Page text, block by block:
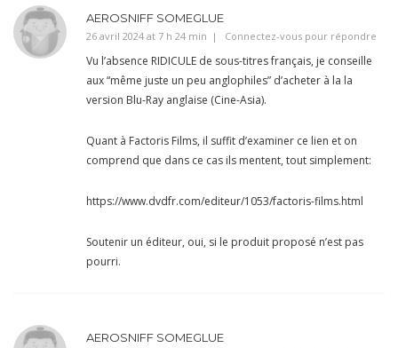
AEROSNIFF SOMEGLUE
26 avril 2024 at 7 h 24 min Connectez-vous pour répondre
Vu l’absence RIDICULE de sous-titres français, je conseille
aux “même juste un peu anglophiles” d’acheter à la la
version Blu-Ray anglaise (Cine-Asia).
Quant à Factoris Films, il suffit d’examiner ce lien et on
comprend que dans ce cas ils mentent, tout simplement:
https://www.dvdfr.com/editeur/1053/factoris-films.html
Soutenir un éditeur, oui, si le produit proposé n’est pas
pourri.
AEROSNIFF SOMEGLUE